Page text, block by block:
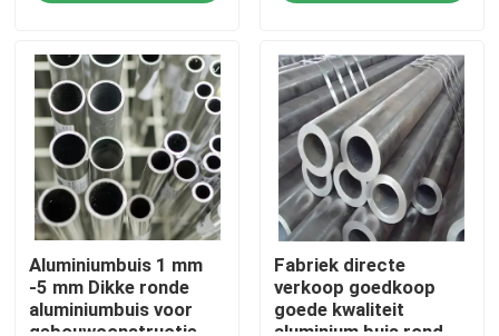
Over ons
Fabriekstocht
Kwaliteitscontrole
Neem contact met ons op
Aluminiumbuis 1 mm
-5 mm Dikke ronde
aluminiumbuis voor
Fabriek directe
verkoop goedkoop
goede kwaliteit